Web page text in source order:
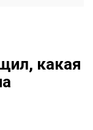
какая